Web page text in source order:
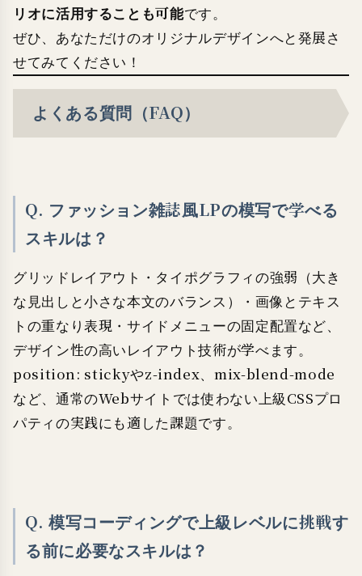
リオに活用することも可能です。
ぜひ、あなただけのオリジナルデザインへと発展さ
せてみてください！
よくある質問（FAQ）
Q. ファッション雑誌風LPの模写で学べる
スキルは？
グリッドレイアウト・タイポグラフィの強弱（大き
な見出しと小さな本文のバランス）・画像とテキス
トの重なり表現・サイドメニューの固定配置など、
デザイン性の高いレイアウト技術が学べます。
position: stickyやz-index、mix-blend-mode
など、通常のWebサイトでは使わない上級CSSプロ
パティの実践にも適した課題です。
Q. 模写コーディングで上級レベルに挑戦す
る前に必要なスキルは？